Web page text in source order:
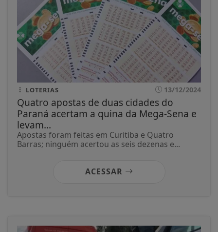
LOTERIAS 13/12/2024
Quatro apostas de duas cidades do
Paraná acertam a quina da Mega-Sena e
levam...
Apostas foram feitas em Curitiba e Quatro
Barras; ninguém acertou as seis dezenas e...
ACESSAR